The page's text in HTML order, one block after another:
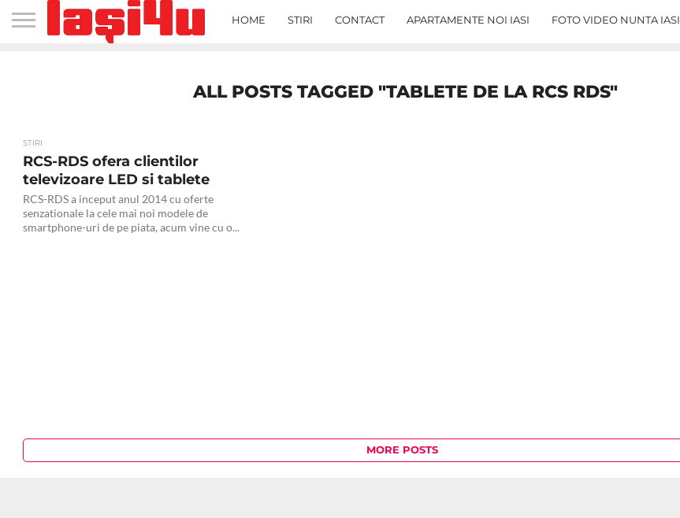
HOME STIRI CONTACT APARTAMENTE NOI IASI FOTO VIDEO NUNTA IASI
ALL POSTS TAGGED "TABLETE DE LA RCS RDS"
STIRI
RCS-RDS ofera clientilor
televizoare LED si tablete
RCS-RDS a inceput anul 2014 cu oferte
senzationale la cele mai noi modele de
smartphone-uri de pe piata, acum vine cu o...
MORE POSTS